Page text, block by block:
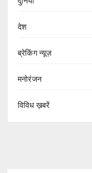
देश
ब्रेकिंग न्यूज़
मनोरंजन
विविध ख़बरें